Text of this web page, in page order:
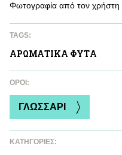
Φωτογραφία από τον χρήστη
TAGS:
ΑΡΩΜΑΤΙΚA ΦΥΤA
ΌΡΟΙ:
ΓΛΩΣΣΑΡΙ
ΚΑΤΗΓΟΡΙΕΣ: